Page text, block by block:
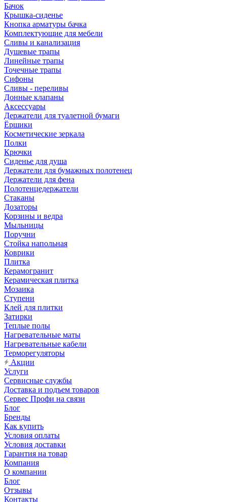
Бачок
Крышка-сиденье
Кнопка арматуры бачка
Комплектующие для мебели
Сливы и канализация
Душевые трапы
Линейные трапы
Точечные трапы
Сифоны
Сливы - переливы
Донные клапаны
Аксессуары
Держатели для туалетной бумаги
Ёршики
Косметические зеркала
Полки
Крючки
Сиденье для душа
Держатели для бумажных полотенец
Держатели для фена
Полотенцедержатели
Стаканы
Дозаторы
Корзины и ведра
Мыльницы
Поручни
Стойка напольная
Коврики
Плитка
Керамогранит
Керамическая плитка
Мозаика
Ступени
Клей для плитки
Затирки
Теплые полы
Нагревательные маты
Нагревательные кабели
Терморегуляторы
Акции
Услуги
Сервисные службы
Доставка и подъем товаров
Сервес Профи на связи
Блог
Бренды
Как купить
Условия оплаты
Условия доставки
Гарантия на товар
Компания
О компании
Блог
Отзывы
Контакты